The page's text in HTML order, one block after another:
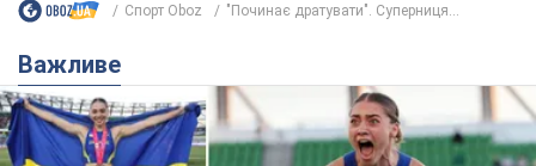
Спорт Oboz "Починає дратувати". Суперниця...
Важливе